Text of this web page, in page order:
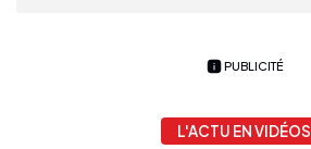
PUBLICITÉ
L'ACTU EN VIDÉOS